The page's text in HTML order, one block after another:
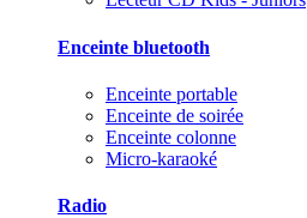
Enceinte bluetooth
Enceinte portable
Enceinte de soirée
Enceinte colonne
Micro-karaoké
Radio